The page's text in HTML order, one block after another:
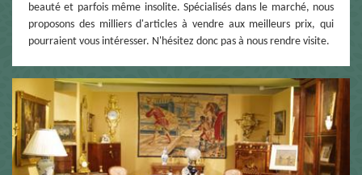
beauté et parfois même insolite. Spécialisés dans le marché, nous
proposons des milliers d'articles à vendre aux meilleurs prix, qui
pourraient vous intéresser. N'hésitez donc pas à nous rendre visite.